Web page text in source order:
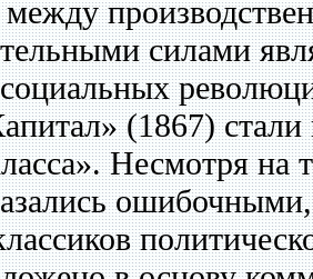
силами
(1867) стали
Несмотря
ошибочными,